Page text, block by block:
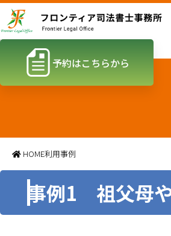
予約はこちらから
ホーム
HOME利用事例
事例1 祖父母